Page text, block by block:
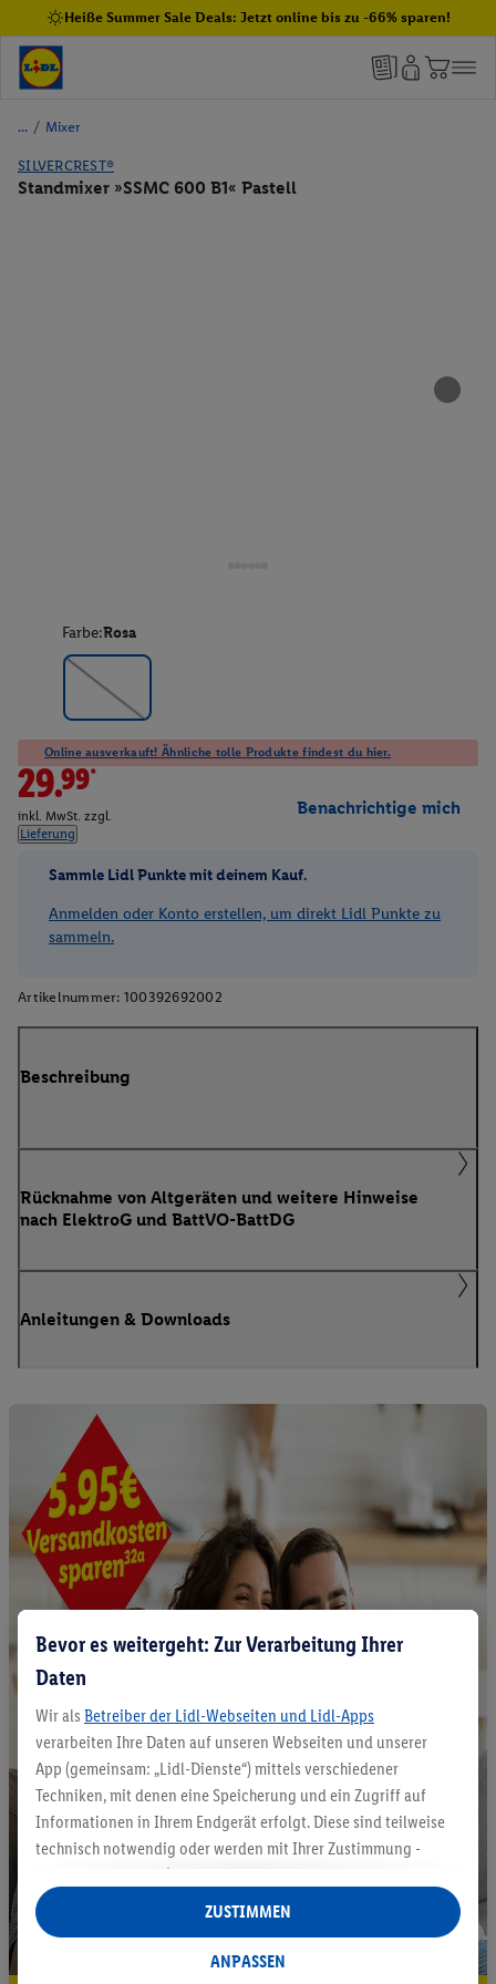
Heiße Summer Sale Deals: Jetzt online bis zu -66% sparen!
/ Mixer
SILVERCREST®
Standmixer »SSMC 600 B1« Pastell
Farbe:Rosa
Online ausverkauft! Ähnliche tolle Produkte findest du hier.
29.99*
inkl. MwSt. zzgl.
Lieferung
Benachrichtige mich
Sammle Lidl Punkte mit deinem Kauf.
Anmelden oder Konto erstellen, um direkt Lidl Punkte zu
sammeln.
Artikelnummer: 100392692002
Beschreibung
Rücknahme von Altgeräten und weitere Hinweise
nach ElektroG und BattVO-BattDG
Anleitungen & Downloads
Bevor es weitergeht: Zur Verarbeitung Ihrer
Daten
Wir als Betreiber der Lidl-Webseiten und Lidl-Apps
verarbeiten Ihre Daten auf unseren Webseiten und unserer
App (gemeinsam: „Lidl-Dienste“) mittels verschiedener
Techniken, mit denen eine Speicherung und ein Zugriff auf
Informationen in Ihrem Endgerät erfolgt. Diese sind teilweise
technisch notwendig oder werden mit Ihrer Zustimmung -
auch durch Partner (u.a.
Verantwortliche; im Zusammenhang mit dem IAB TCF
insgesamt
Statistik-Erstellung oder für personalisierte Werbung
ANPASSEN
ZUSTIMMEN